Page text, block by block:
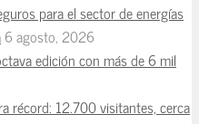
para el sector de energías
6 agosto, 2026
edición con más de 6 mil
récord: 12.700 visitantes, cerca